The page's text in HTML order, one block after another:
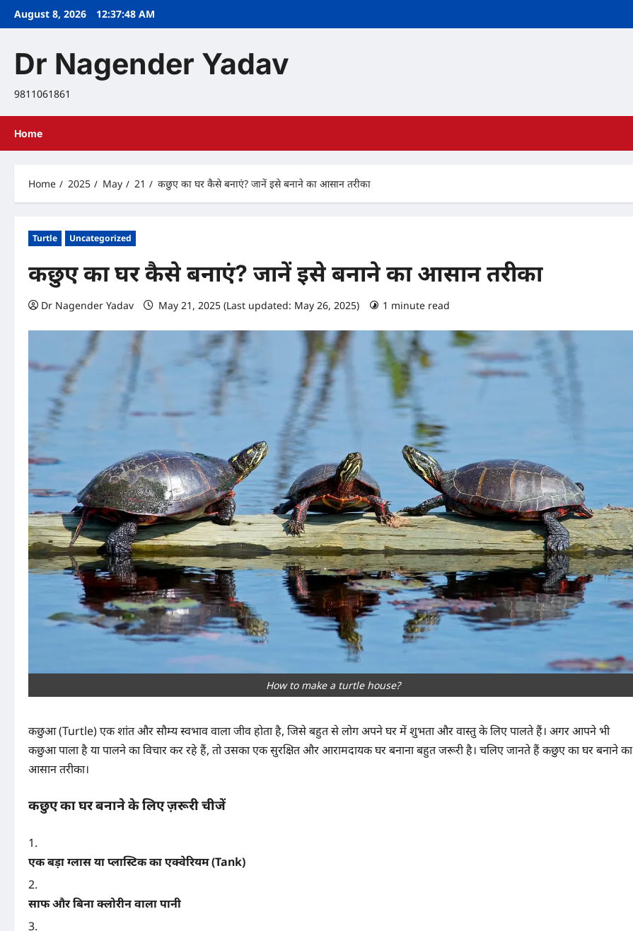
SkipAugust 8, 2026 12:37:49 AM
Dr Nagender Yadav
9811061861
Home
Home 2025 May 21 कछुए का घर कैसे बनाएं? जानें इसे बनाने का आसान तरीका
Turtle Uncategorized
कछुए का घर कैसे बनाएं? जानें इसे बनाने का आसान तरीका
Dr Nagender Yadav May 21, 2025 (Last updated: May 26, 2025) 1 minute read
How to make a turtle house?
कछुआ (Turtle) एक शांत और सौम्य स्वभाव वाला जीव होता है, जिसे बहुत से लोग अपने घर में शुभता और वास्तु के लिए पालते हैं। अगर आपने भी
कछुआ पाला है या पालने का विचार कर रहे हैं, तो उसका एक सुरक्षित और आरामदायक घर बनाना बहुत जरूरी है। चलिए जानते हैं कछुए का घर बनाने का
आसान तरीका।
कछुए का घर बनाने के लिए ज़रूरी चीजें
एक बड़ा ग्लास या प्लास्टिक का एक्वेरियम (Tank)
साफ और बिना क्लोरीन वाला पानी